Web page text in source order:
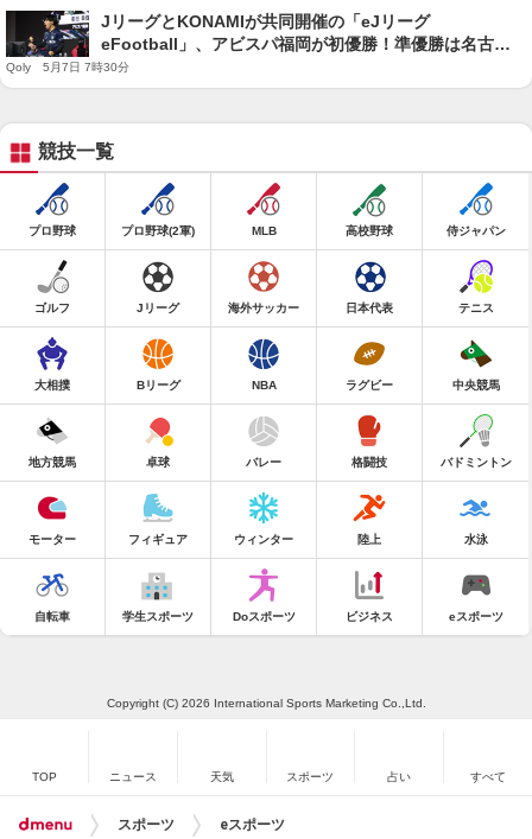
JリーグとKONAMIが共同開催の「eJリーグ
eFootball」、アビスパ福岡が初優勝！準優勝は名古屋
グランパス
Qoly 5月7日 7時30分
競技一覧
プロ野球 プロ野球(2軍) MLB 高校野球 侍ジャパン
ゴルフ Jリーグ 海外サッカー 日本代表 テニス
大相撲 Bリーグ NBA ラグビー 中央競馬
地方競馬 卓球 バレー 格闘技 バドミントン
モーター フィギュア ウィンター 陸上 水泳
自転車 学生スポーツ Doスポーツ ビジネス eスポーツ
Copyright (C) 2026 International Sports Marketing Co.,Ltd.
TOP ニュース 天気 スポーツ 占い すべて
スポーツ eスポーツ